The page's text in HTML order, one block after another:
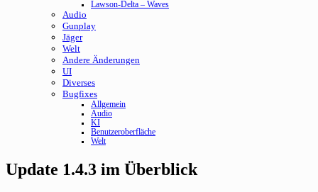
Lawson-Delta – Waves
Audio
Gunplay
Jäger
Welt
Andere Änderungen
UI
Diverses
Bugfixes
Allgemein
Audio
KI
Benutzeroberfläche
Welt
Update 1.4.3 im Überblick